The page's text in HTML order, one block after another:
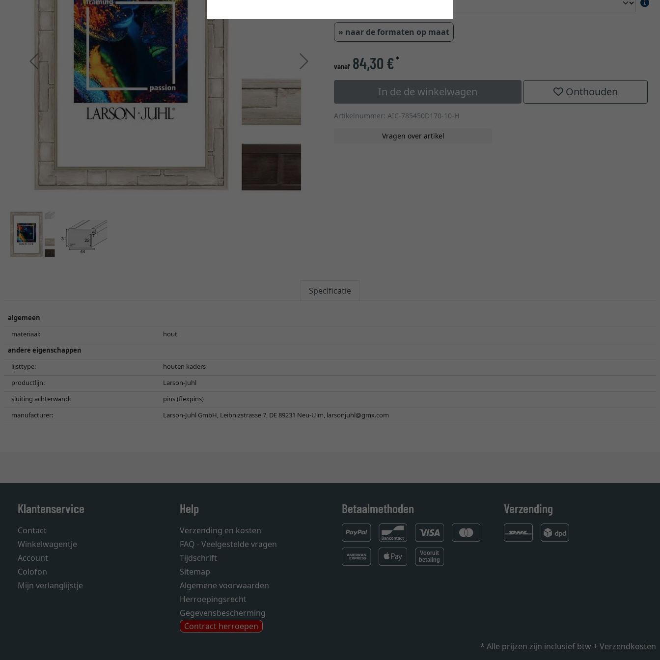
Terug Verder
» naar de formaten op maat
vanaf 84,30 €*
In de de winkelwagen Onthouden
Artikelnummer: AIC-785450D170-10-H
Vragen over artikel
Specificatie
algemeen
materiaal:
hout
andere eigenschappen
lijsttype:
houten kaders
productlijn:
Larson-Juhl
sluiting achterwand:
pins (flexpins)
manufacturer:
Larson-Juhl GmbH, Leibnizstrasse 7, DE 89231 Neu-Ulm, larsonjuhl@gmx.com
Klantenservice
Contact
Winkelwagentje
Account
Colofon
Mijn verlanglijstje
Help
Verzending en kosten
FAQ - Veelgestelde vragen
Tijdschrift
Sitemap
Algemene voorwaarden
Herroepingsrecht
Gegevensbescherming
Contract herroepen
Betaalmethoden Verzending
* Alle prijzen zijn inclusief btw +Verzendkosten